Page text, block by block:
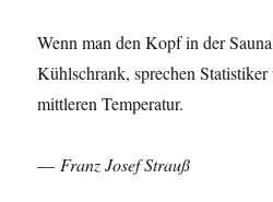
Wenn man den Kopf in der
Kühlschrank, sprechen Statistiker
mittleren Temperatur.
— Franz Josef Strauß